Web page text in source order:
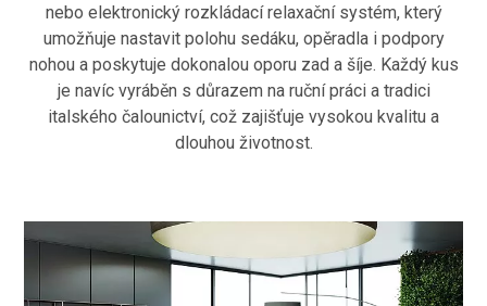
nebo elektronický rozkládací relaxační systém, který
umožňuje nastavit polohu sedáku, opěradla i podpory
nohou a poskytuje dokonalou oporu zad a šíje. Každý kus
je navíc vyráběn s důrazem na ruční práci a tradici
italského čalounictví, což zajišťuje vysokou kvalitu a
dlouhou životnost.